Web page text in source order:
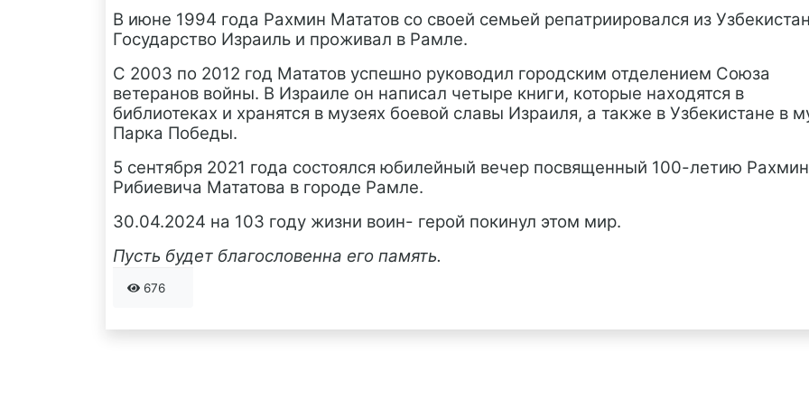
В июне 1994 года Рахмин Мататов со своей семьей репатриировался из
Государство Израиль и проживал в Рамле.
С 2003 по 2012 год Мататов успешно руководил городским отделением Союза
ветеранов войны. В Израиле он написал четыре книги, которые находятся в
библиотеках и хранятся в музеях боевой славы Израиля, а также в Узбекистане в
Парка Победы.
5 сентября 2021 года состоялся юбилейный вечер посвященный 100-летию
Рибиевича Мататова в городе Рамле.
30.04.2024 на 103 году жизни воин- герой покинул этом мир.
Пусть будет благословенна его память.
676